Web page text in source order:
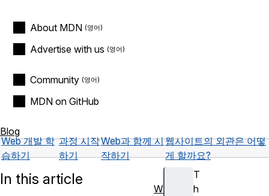
About MDN
Advertise with us
Community
MDN on GitHub
Blog
Web 개발 학
습하기
과정 시작
하기
Web과 함께 시
작하기
웹사이트의 외관은 어떻
게 할까요?
T
h
In this article
W